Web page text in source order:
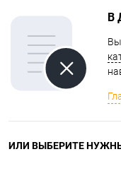
В
ИЛИ ВЫБЕРИТЕ